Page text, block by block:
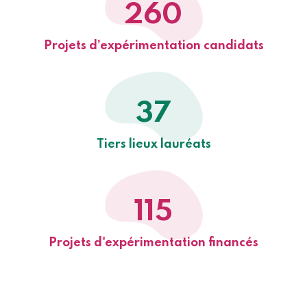
260
Projets d’expérimentation candidats
37
Tiers lieux lauréats
115
Projets d'expérimentation financés